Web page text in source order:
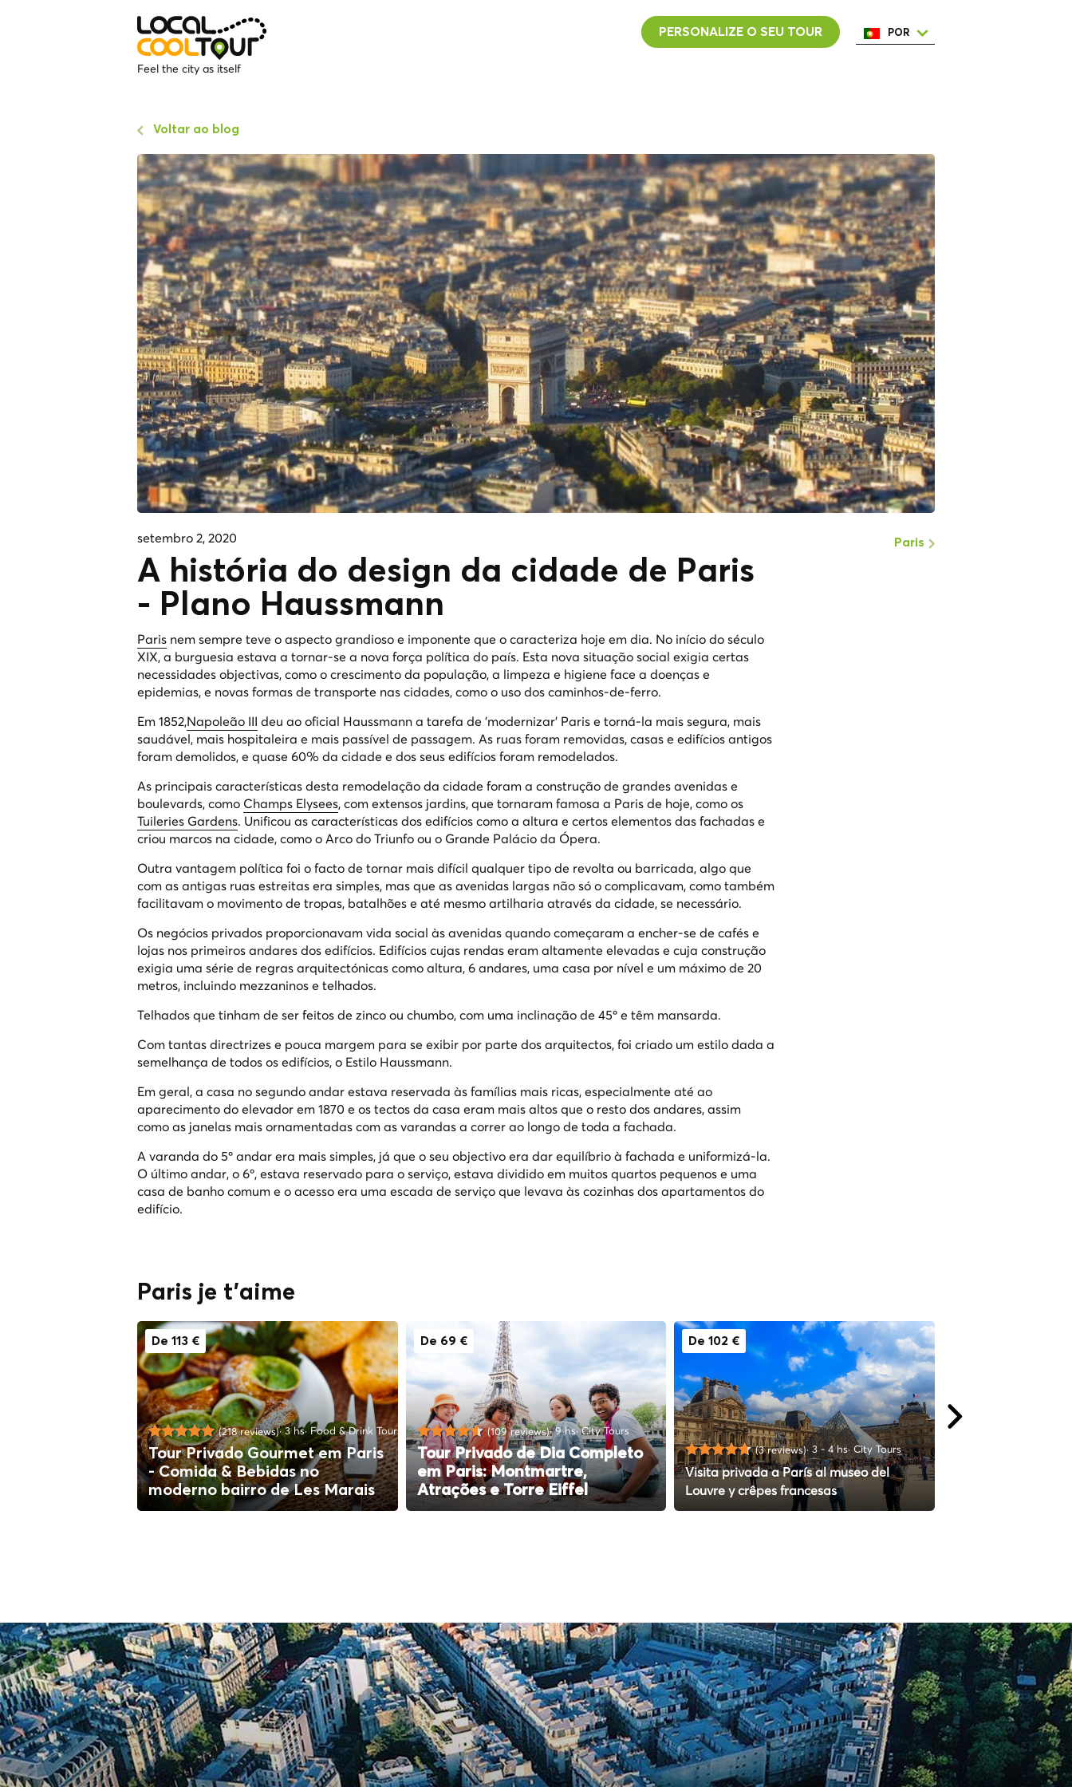
Feel the city as itself
PERSONALIZE O SEU TOUR POR
Voltar ao blog
setembro 2, 2020 Paris
A história do design da cidade de Paris
- Plano Haussmann
Paris nem sempre teve o aspecto grandioso e imponente que o caracteriza hoje em dia. No início do século
XIX, a burguesia estava a tornar-se a nova força política do país. Esta nova situação social exigia certas
necessidades objectivas, como o crescimento da população, a limpeza e higiene face a doenças e
epidemias, e novas formas de transporte nas cidades, como o uso dos caminhos-de-ferro.
Em 1852,Napoleão III deu ao oficial Haussmann a tarefa de 'modernizar' Paris e torná-la mais segura, mais
saudável, mais hospitaleira e mais passível de passagem. As ruas foram removidas, casas e edifícios antigos
foram demolidos, e quase 60% da cidade e dos seus edifícios foram remodelados.
As principais características desta remodelação da cidade foram a construção de grandes avenidas e
boulevards, como Champs Elysees, com extensos jardins, que tornaram famosa a Paris de hoje, como os
Tuileries Gardens. Unificou as características dos edifícios como a altura e certos elementos das fachadas e
criou marcos na cidade, como o Arco do Triunfo ou o Grande Palácio da Ópera.
Outra vantagem política foi o facto de tornar mais difícil qualquer tipo de revolta ou barricada, algo que
com as antigas ruas estreitas era simples, mas que as avenidas largas não só o complicavam, como também
facilitavam o movimento de tropas, batalhões e até mesmo artilharia através da cidade, se necessário.
Os negócios privados proporcionavam vida social às avenidas quando começaram a encher-se de cafés e
lojas nos primeiros andares dos edifícios. Edifícios cujas rendas eram altamente elevadas e cuja construção
exigia uma série de regras arquitectónicas como altura, 6 andares, uma casa por nível e um máximo de 20
metros, incluindo mezzaninos e telhados.
Telhados que tinham de ser feitos de zinco ou chumbo, com uma inclinação de 45º e têm mansarda.
Com tantas directrizes e pouca margem para se exibir por parte dos arquitectos, foi criado um estilo dada a
semelhança de todos os edifícios, o Estilo Haussmann.
Em geral, a casa no segundo andar estava reservada às famílias mais ricas, especialmente até ao
aparecimento do elevador em 1870 e os tectos da casa eram mais altos que o resto dos andares, assim
como as janelas mais ornamentadas com as varandas a correr ao longo de toda a fachada.
A varanda do 5º andar era mais simples, já que o seu objectivo era dar equilíbrio à fachada e uniformizá-la.
O último andar, o 6º, estava reservado para o serviço, estava dividido em muitos quartos pequenos e uma
casa de banho comum e o acesso era uma escada de serviço que levava às cozinhas dos apartamentos do
edifício.
Paris je t'aime
De 113 €
(218 reviews)3 hsFood & Drink Tours
Tour Privado Gourmet em Paris
- Comida & Bebidas no
moderno bairro de Les Marais
De 69 €
(109 reviews)9 hsCity Tours
Tour Privado de Dia Completo
em Paris: Montmartre,
Atrações e Torre Eiffel
De 102 €
(3 reviews) 3 - 4 hsCity Tours
Visita privada a París al museo del
Louvre y crêpes francesas